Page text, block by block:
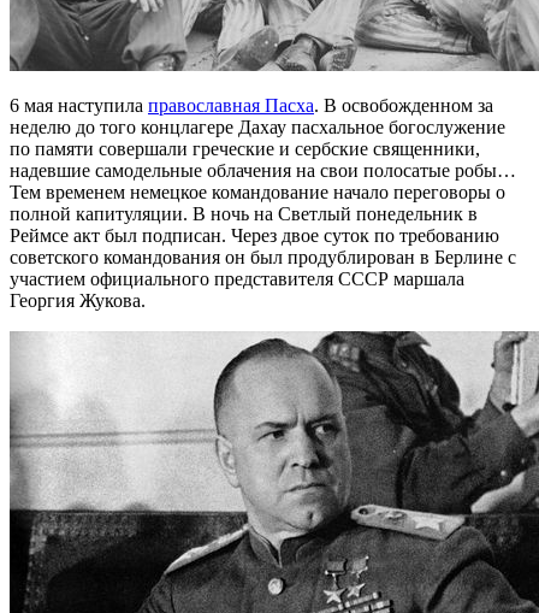
6 мая наступила православная Пасха. В освобожденном за
неделю до того концлагере Дахау пасхальное богослужение
по памяти совершали греческие и сербские священники,
надевшие самодельные облачения на свои полосатые робы…
Тем временем немецкое командование начало переговоры о
полной капитуляции. В ночь на Светлый понедельник в
Реймсе акт был подписан. Через двое суток по требованию
советского командования он был продублирован в Берлине с
участием официального представителя СССР маршала
Георгия Жукова.